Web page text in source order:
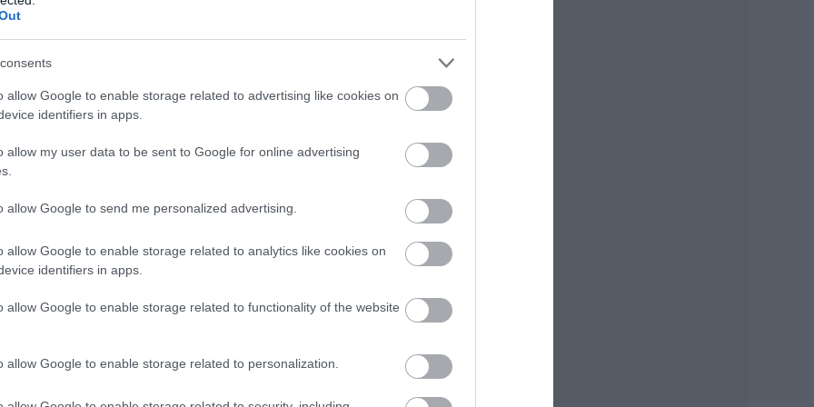
allow Google to enable storage related to advertising like cookies on
identifiers in apps.
allow my user data to be sent to Google for online advertising
allow Google to send me personalized advertising.
allow Google to enable storage related to analytics like cookies on
identifiers in apps.
allow Google to enable storage related to functionality of the website
allow Google to enable storage related to personalization.
amelyet őrzök róla: lényegi, egyszerű, szeretettel
nyitja meg a mélységeket. Vagyis nem is nyitja
és okos idegenvezetőként tekintünk rá, akinek a
tisztában vagyunk azzal, hogy a mélység
láttat meg velünk, amiket nem akarunk meghallani
azokat, megértjük, hogy mennyire építő jelleggel
hogy mennyire szükségünk van minderre az életünk
a rendezőnő.